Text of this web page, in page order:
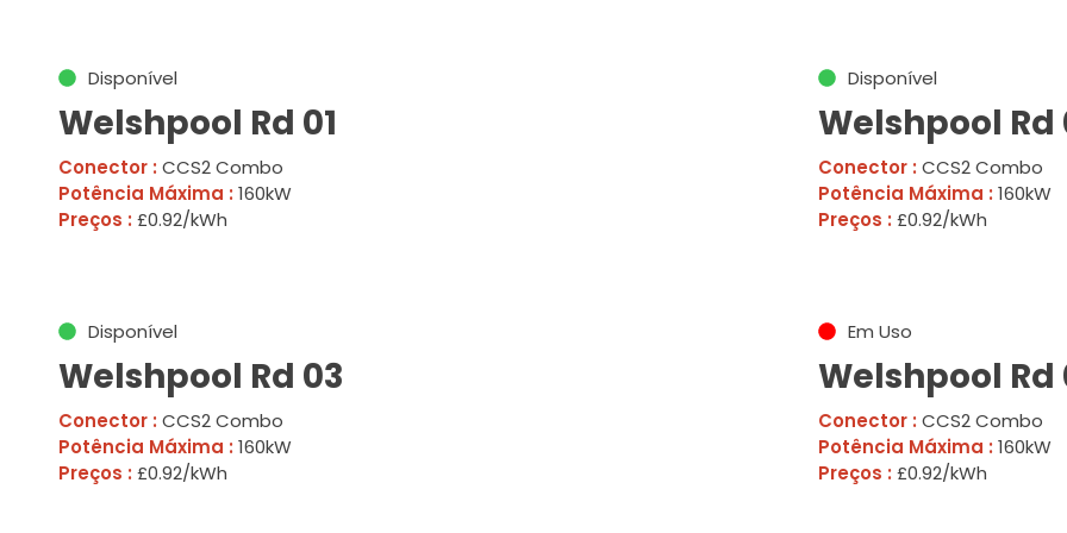
Disponível
Welshpool Rd 01
Conector : CCS2 Combo
Potência Máxima : 160kW
Preços : £0.92/kWh
Disponível
Welshpool Rd
Conector : CCS2 Combo
Potência Máxima : 160kW
Preços : £0.92/kWh
Disponível
Welshpool Rd 03
Conector : CCS2 Combo
Potência Máxima : 160kW
Preços : £0.92/kWh
Em Uso
Welshpool Rd
Conector : CCS2 Combo
Potência Máxima : 160kW
Preços : £0.92/kWh